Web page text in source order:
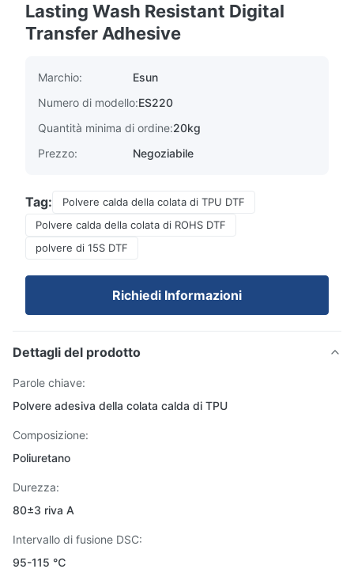
Lasting Wash Resistant Digital
Transfer Adhesive
Marchio:
Esun
Numero di modello:ES220
Quantità minima di ordine:20kg
Prezzo:
Negoziabile
Tag:
Polvere calda della colata di TPU DTF
Polvere calda della colata di ROHS DTF
polvere di 15S DTF
Richiedi Informazioni
Dettagli del prodotto
Parole chiave:
Polvere adesiva della colata calda di TPU
Composizione:
Poliuretano
Durezza:
80±3 riva A
Intervallo di fusione DSC:
95-115 ℃